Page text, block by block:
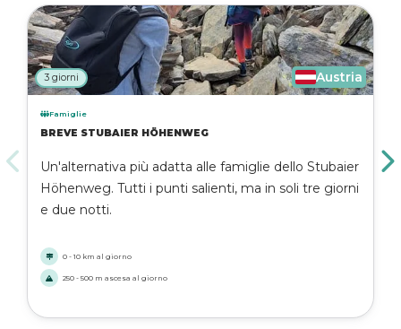
3 giorni Austria
Famiglie
BREVE STUBAIER HÖHENWEG
Un'alternativa più adatta alle famiglie dello Stubaier
Höhenweg. Tutti i punti salienti, ma in soli tre giorni
e due notti.
0 - 10 km al giorno
250 - 500 m ascesa al giorno